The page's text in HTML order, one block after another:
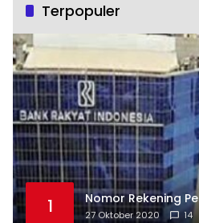
Terpopuler
1 Nomor Rekening
27 Oktober 2020 14